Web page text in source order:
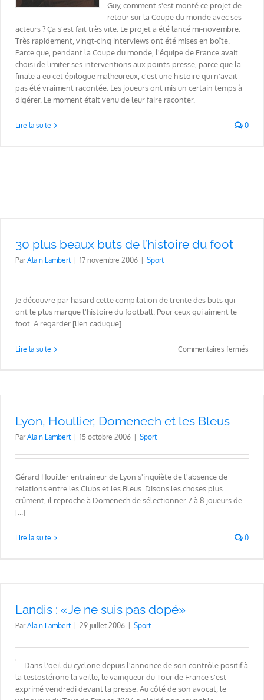
Guy, comment s'est monté ce projet de
retour sur la Coupe du monde avec ses
acteurs ? Ça s'est fait très vite. Le projet a été lancé mi-novembre.
Très rapidement, vingt-cinq interviews ont été mises en boîte.
Parce que, pendant la Coupe du monde, l'équipe de France avait
choisi de limiter ses interventions aux points-presse, parce que la
finale a eu cet épilogue malheureux, c'est une histoire qui n'avait
pas été vraiment racontée. Les joueurs ont mis un certain temps à
digérer. Le moment était venu de leur faire raconter.
Lire la suite 0
30 plus beaux buts de l’histoire du foot
ParAlain Lambert 17 novembre 2006 Sport
Je découvre par hasard cette compilation de trente des buts qui
ont le plus marque l'histoire du football. Pour ceux qui aiment le
foot. A regarder [lien caduque]
Lire la suite Commentaires fermés
Lyon, Houllier, Domenech et les Bleus
ParAlain Lambert 15 octobre 2006 Sport
Gérard Houiller entraineur de Lyon s'inquiète de l'absence de
relations entre les Clubs et les Bleus. Disons les choses plus
crûment, il reproche à Domenech de sélectionner 7 à 8 joueurs de
[...]
Lire la suite 0
Landis : «Je ne suis pas dopé»
ParAlain Lambert 29 juillet 2006 Sport
Dans l'oeil du cyclone depuis l'annonce de son contrôle positif à
la testostérone la veille, le vainqueur du Tour de France s'est
exprimé vendredi devant la presse. Au côté de son avocat, le